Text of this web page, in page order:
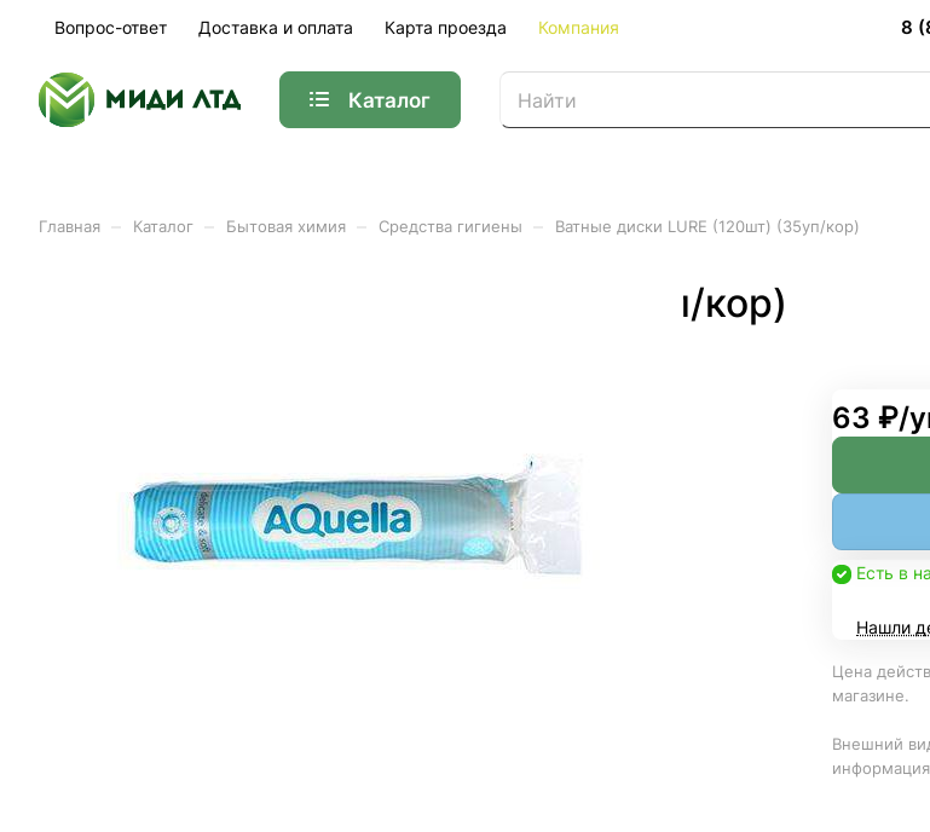
Вопрос-ответ Доставка и оплата Карта проезда Компания 8
Каталог
Главная Каталог Бытовая химия Средства гигиены Ватные диски LURE (120шт) (35уп/кор)
Ватные диски LURE (120шт) (35уп/кор)
63 ₽/
Есть в
Нашли
Цена
магазине.
Внешний